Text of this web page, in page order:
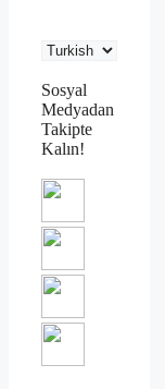
Sosyal
Medyadan
Takipte
Kalın!